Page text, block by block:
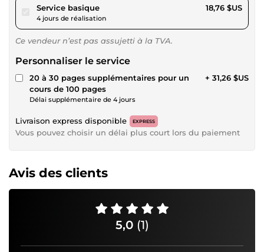
Service basiquepour 17,29 $US
4 jours de réalisation
18,76 $US
Ce vendeur n’est pas assujetti à la TVA.
Personnaliser le service
20 à 30 pages supplémentaires pour un
cours de 100 pages
Délai supplémentaire de 4 jours
+ 31,26 $US
Livraison express disponible EXPRESS
Vous pouvez choisir un délai plus court lors du paiement
Avis des clients
5,0 (1)